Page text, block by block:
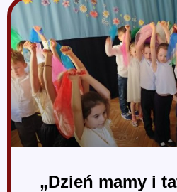
„Dzień mamy i